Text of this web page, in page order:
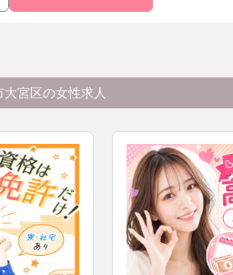
宮区の女性求人